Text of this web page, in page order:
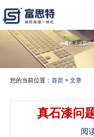
您的当前位置： 首页 > 文章
真石漆问
阅